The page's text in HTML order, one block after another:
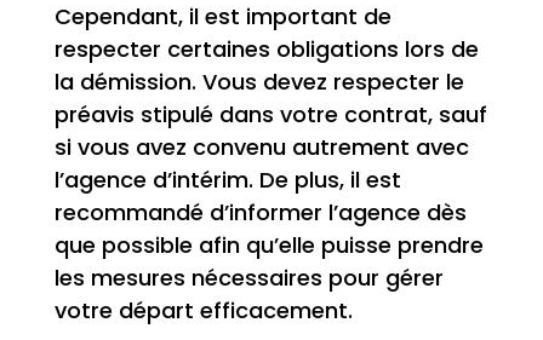
Cependant, il est important de
respecter certaines obligations lors de
la démission. Vous devez respecter le
préavis stipulé dans votre contrat, sauf
si vous avez convenu autrement avec
l’agence d’intérim. De plus, il est
recommandé d’informer l’agence dès
que possible afin qu’elle puisse prendre
les mesures nécessaires pour gérer
votre départ efficacement.